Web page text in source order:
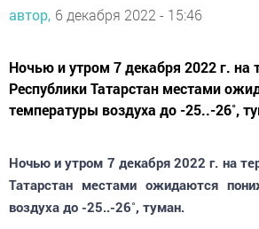
Республики Татарстан местами
температуры воздуха до -25..-26˚,
Татарстан местами ожидаются
воздуха до -25..-26˚, туман.